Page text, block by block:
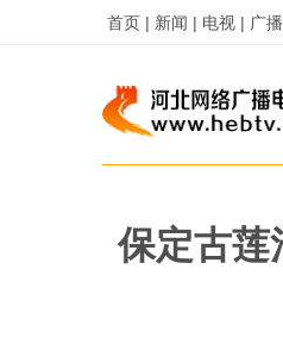
首页 | 新闻 | 电视 | 广
保定古莲